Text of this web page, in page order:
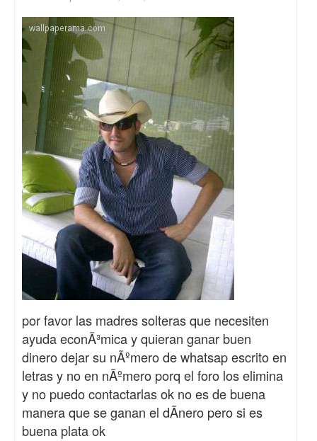
por favor las madres solteras que necesiten
ayuda econÃ³mica y quieran ganar buen
dinero dejar su nÃºmero de whatsap escrito en
letras y no en nÃºmero porq el foro los elimina
y no puedo contactarlas ok no es de buena
manera que se ganan el dÃ­nero pero si es
buena plata ok